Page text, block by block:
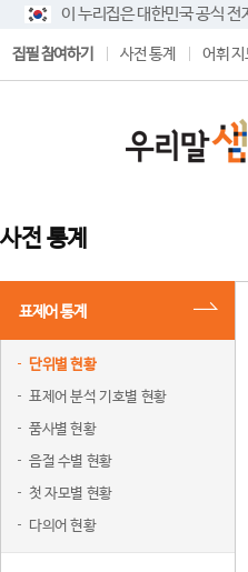
이 누리집은 대한민국 공식 전
집필 참여하기 사전 통계 어휘 지
사전 통계
표제어 통계
단위별 현황
표제어 분석 기호별 현황
품사별 현황
음절 수별 현황
첫 자모별 현황
다의어 현황